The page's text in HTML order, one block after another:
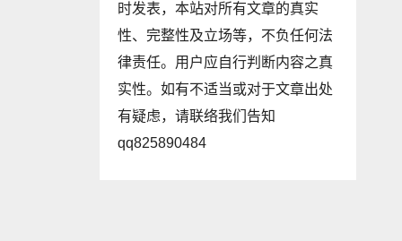
时发表，本站对所有文章的真实
性、完整性及立场等，不负任何法
律责任。用户应自行判断内容之真
实性。如有不适当或对于文章出处
有疑虑，请联络我们告知
qq825890484